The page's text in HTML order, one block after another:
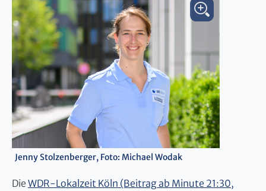
Jenny Stolzenberger, Foto: Michael Wodak
Die WDR-Lokalzeit Köln (Beitrag ab Minute 21:30,